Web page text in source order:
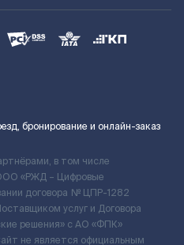
бронирование и онлайн-заказ
в том числе
«РЖД – Цифровые
договора № ЦПР-1282
услуг и Договора
решения» c АО «ФПК»
не является официальным